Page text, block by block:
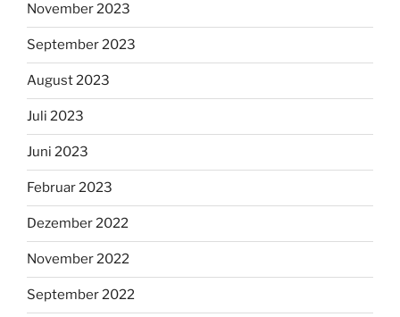
November 2023
September 2023
August 2023
Juli 2023
Juni 2023
Februar 2023
Dezember 2022
November 2022
September 2022